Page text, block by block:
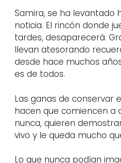
Samira, se ha levantado
noticia. El rincón donde
tardes, desaparecerá.
llevan atesorando
desde hace muchos
es de todos.
Las ganas de conservar
hacen que comiencen a
nunca, quieren
vivo y le queda mucho
Lo que nunca podían